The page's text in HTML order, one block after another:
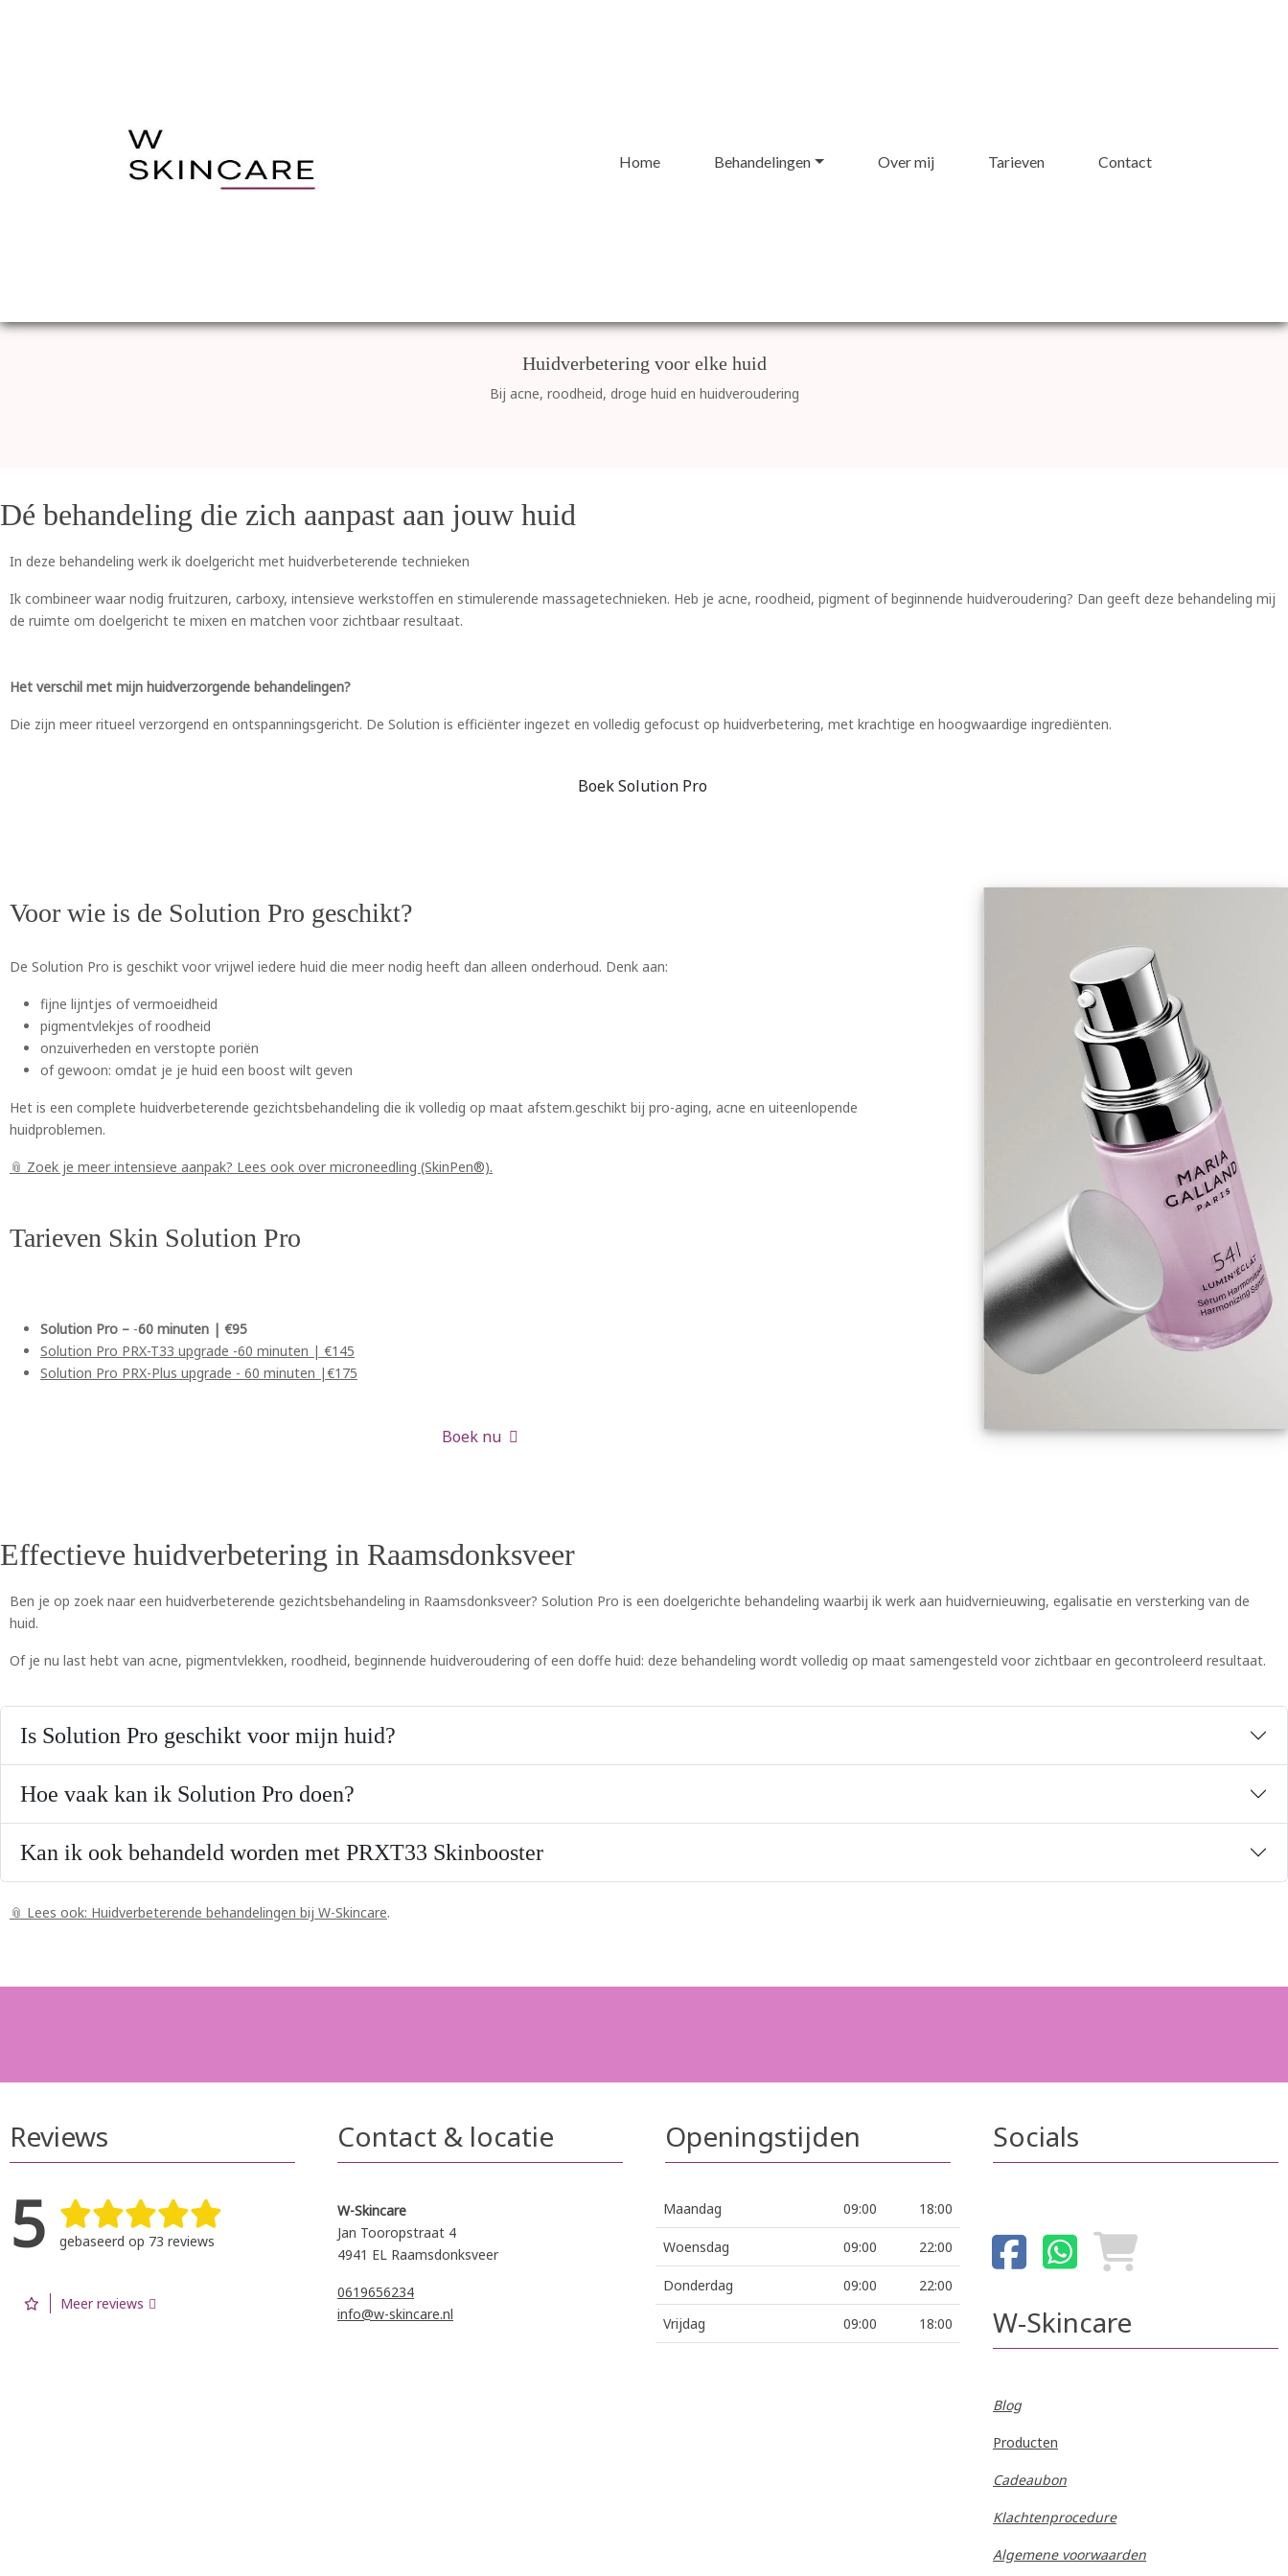
Home Behandelingen Over mij Tarieven Contact
Huidverbetering voor elke huid
Bij acne, roodheid, droge huid en huidveroudering
Dé behandeling die zich aanpast aan jouw huid
In deze behandeling werk ik doelgericht met huidverbeterende technieken
Ik combineer waar nodig fruitzuren, carboxy, intensieve werkstoffen en stimulerende massagetechnieken. Heb je acne, roodheid, pigment of beginnende huidveroudering? Dan geeft deze behandeling mij
de ruimte om doelgericht te mixen en matchen voor zichtbaar resultaat.
Het verschil met mijn huidverzorgende behandelingen?
Die zijn meer ritueel verzorgend en ontspanningsgericht. De Solution is efficiënter ingezet en volledig gefocust op huidverbetering, met krachtige en hoogwaardige ingrediënten.
Boek Solution Pro
Voor wie is de Solution Pro geschikt?
De Solution Pro is geschikt voor vrijwel iedere huid die meer nodig heeft dan alleen onderhoud. Denk aan:
fijne lijntjes of vermoeidheid
pigmentvlekjes of roodheid
onzuiverheden en verstopte poriën
of gewoon: omdat je je huid een boost wilt geven
Het is een complete huidverbeterende gezichtsbehandeling die ik volledig op maat afstem.geschikt bij pro-aging, acne en uiteenlopende
huidproblemen.
📎 Zoek je meer intensieve aanpak? Lees ook over microneedling (SkinPen®).
Tarieven Skin Solution Pro
Solution Pro – -60 minuten | €95
Solution Pro PRX-T33 upgrade -60 minuten | €145
Solution Pro PRX-Plus upgrade - 60 minuten |€175
Boek nu
Effectieve huidverbetering in Raamsdonksveer
Ben je op zoek naar een huidverbeterende gezichtsbehandeling in Raamsdonksveer? Solution Pro is een doelgerichte behandeling waarbij ik werk aan huidvernieuwing, egalisatie en versterking van de
huid.
Of je nu last hebt van acne, pigmentvlekken, roodheid, beginnende huidveroudering of een doffe huid: deze behandeling wordt volledig op maat samengesteld voor zichtbaar en gecontroleerd resultaat.
Is Solution Pro geschikt voor mijn huid?
Hoe vaak kan ik Solution Pro doen?
Kan ik ook behandeld worden met PRXT33 Skinbooster
📎 Lees ook: Huidverbeterende behandelingen bij W-Skincare.
Reviews
5 gebaseerd op 73 reviews
Meer reviews
Contact & locatie
W-Skincare
Jan Tooropstraat 4
4941 EL Raamsdonksveer
0619656234
info@w-skincare.nl
Openingstijden
Maandag 09:00 18:00
Woensdag 09:00 22:00
Donderdag 09:00 22:00
Vrijdag 09:00 18:00
Socials
W-Skincare
Blog
Producten
Cadeaubon
Klachtenprocedure
Algemene voorwaarden